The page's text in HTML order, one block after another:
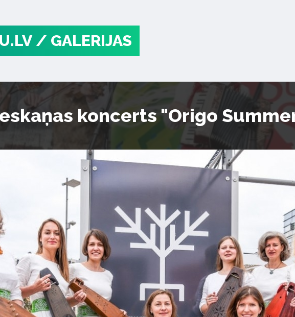
/ GALERIJAS
koncerts "Origo